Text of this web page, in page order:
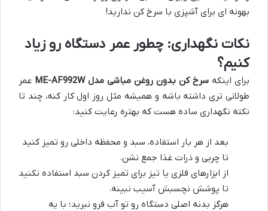
بهونه ای برای آشپزی با سرخ کن ندارید!
نکات نگهداری: چطور عمر دستگاه رو زیاد
کنیم؟
برای اینکه سرخ کن بدون روغن مباشی مدل ME-AF992W
عمر
طولانی تری داشته باشه و همیشه مثل روز اول کار کنه، چند تا
نکته نگهداری ساده هست که بهتره رعایت کنید:
بعد از هر بار استفاده، سبد و محفظه داخلی رو تمیز کنید
تا چربی و ذرات غذا جمع نشن.
از ابزارهای فلزی یا تیز برای تمیز کردن سبد استفاده نکنید
تا پوشش نچسبش آسیب نبینه.
هرگز بدنه اصلی دستگاه رو تو آب فرو نبرید؛ با یه